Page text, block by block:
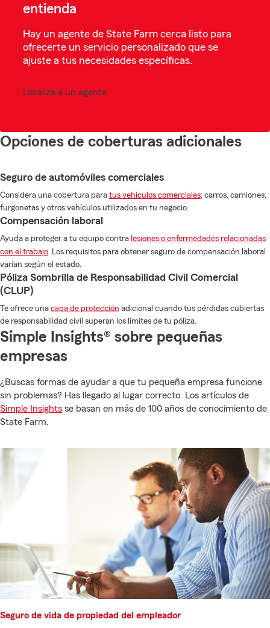
entienda
Hay un agente de State Farm cerca listo para
ofrecerte un servicio personalizado que se
ajuste a tus necesidades específicas.
Localiza a un agente
Opciones de coberturas adicionales
Seguro de automóviles comerciales
Considera una cobertura para tus vehículos comerciales: carros, camiones,
furgonetas y otros vehículos utilizados en tu negocio.
Compensación laboral
Ayuda a proteger a tu equipo contra lesiones o enfermedades relacionadas
con el trabajo. Los requisitos para obtener seguro de compensación laboral
varían según el estado.
Póliza Sombrilla de Responsabilidad Civil Comercial
(CLUP)
Te ofrece una capa de protección adicional cuando tus pérdidas cubiertas
de responsabilidad civil superan los límites de tu póliza.
Simple Insights® sobre pequeñas
empresas
¿Buscas formas de ayudar a que tu pequeña empresa funcione
sin problemas? Has llegado al lugar correcto. Los artículos de
Simple Insights se basan en más de 100 años de conocimiento de
State Farm.
Seguro de vida de propiedad del empleador